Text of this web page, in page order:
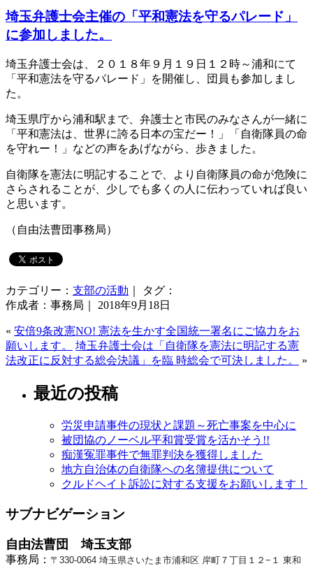
埼玉弁護士会主催の「平和憲法を守るパレード」
に参加しました。
埼玉弁護士会は、２０１８年９月１９日１２時～浦和にて
「平和憲法を守るパレード」を開催し、団員も参加しまし
た。
埼玉県庁から浦和駅まで、弁護士と市民のみなさんが一緒に
「平和憲法は、世界に誇る日本の宝だー！」「自衛隊員の命
を守れー！」などの声をあげながら、歩きました。
自衛隊を憲法に明記することで、より自衛隊員の命が危険に
さらされることが、少しでも多くの人に伝わっていれば良い
と思います。
（自由法曹団事務局）
カテゴリー： 支部の活動 ｜ タグ：
作成者：事務局｜ 2018年9月18日
« 安倍9条改憲NO! 憲法を生かす全国統一署名にご協力をお
願いします。
埼玉弁護士会は「自衛隊を憲法に明記する憲
法改正に反対する総会決議」を臨 時総会で可決しました。
»
最近の投稿
労災申請事件の現状と課題～死亡事案を中心に
被団協のノーベル平和賞受賞を活かそう!!
痴漢冤罪事件で無罪判決を獲得しました
地方自治体の自衛隊への名簿提供について
クルドヘイト訴訟に対する支援をお願いします！
サブナビゲーション
自由法曹団 埼玉支部
事務局： 〒330-0064 埼玉県さいたま市浦和区 岸町７丁目１２−１ 東和